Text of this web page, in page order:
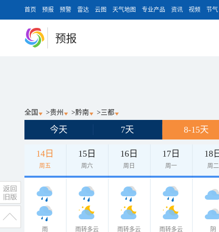
首页 预报 预警 雷达 云图 天气地图 专业产品 资讯 视频 节气
预报
全国 >贵州 >黔南 >三都
今天 7天 8-15天
14日
周五
15日
周六
16日
周日
17日
周一
18
周二
雨 雨转多云 雨转多云 雨转多云 阴